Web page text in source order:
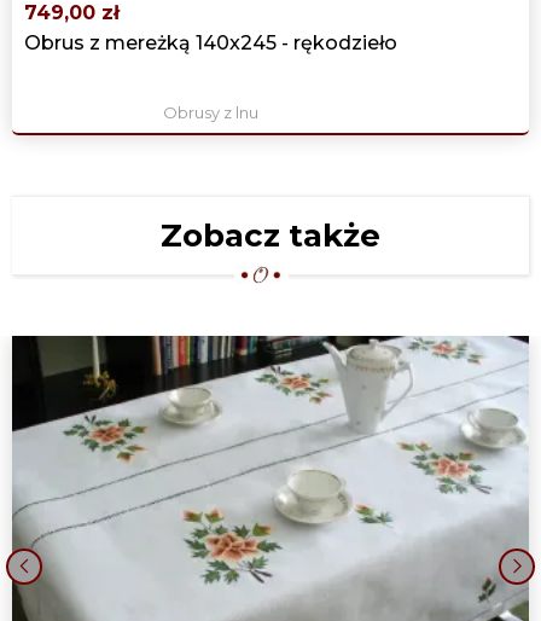
749,00 zł
Obrus z mereżką 140x245 - rękodzieło
Obrusy z lnu
Zobacz także
‹ ›